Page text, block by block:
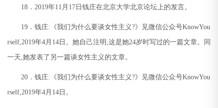
18 ． 2019年11 月 17 日钱庄在北京大学北京论坛上的发言。
19 ．钱庄: 《我们为什么要谈女性主义?》见微信公众号KnowYou
rself,2019年4月 14 日。她自己注明 ,这是她24岁时写过的一篇文章。同
一天,她发表了另一篇谈女性主义的文章。
20 ．钱庄: 《我们为什么要谈女性主义?》见微信公众号KnowYou
rself,2019年4月 14 日。